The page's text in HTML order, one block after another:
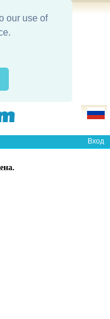
our use of
Вход